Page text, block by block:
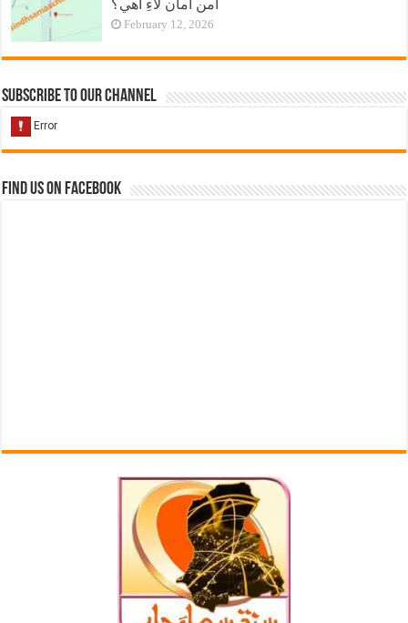
امن امان لاءِ آهي؟
February 12, 2026
Subscribe to our Channel
Find us on Facebook